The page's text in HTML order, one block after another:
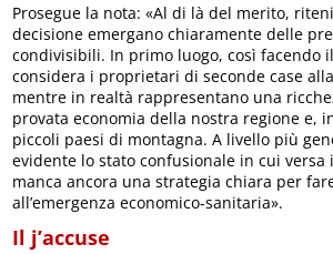
Prosegue la nota: «Al di là del merito,
decisione emergano chiaramente delle
condivisibili. In primo luogo, così facendo
considera i proprietari di seconde case
mentre in realtà rappresentano una
provata economia della nostra regione e,
piccoli paesi di montagna. A livello più
evidente lo stato confusionale in cui versa
manca ancora una strategia chiara per
all’emergenza economico-sanitaria».
Il j’accuse